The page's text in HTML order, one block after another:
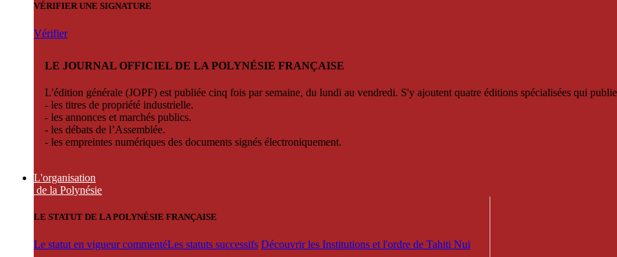
VÉRIFIER UNE SIGNATURE
Vérifier
LE JOURNAL OFFICIEL DE LA POLYNÉSIE FRANÇAISE
L'édition générale (JOPF) est publiée cinq fois par semaine, du lundi au vendredi. S'y ajoutent quatre éditions spécialisées qui
- les titres de propriété industrielle.
- les annonces et marchés publics.
- les débats de l’Assemblée.
- les empreintes numériques des documents signés électroniquement.
L'organisation
de la Polynésie
LE STATUT DE LA POLYNÉSIE FRANÇAISE
Le statut en vigueur commentéLes statuts successifs Découvrir les Institutions et l'ordre de Tahiti Nui